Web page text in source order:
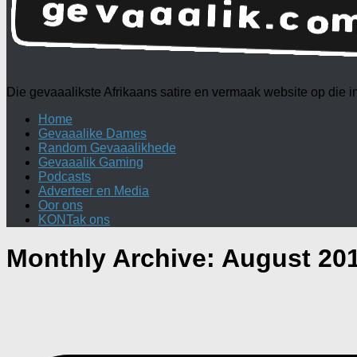
Die gevaaalikste Afrikaans satire en vermaak website op die
Home
Gevaaalike Dames
Random Gevaaalikhede
Gevaaalik Gaming
Podcasts
Adverteer en Media
Oor ons
KONTak ons
Monthly Archive: August